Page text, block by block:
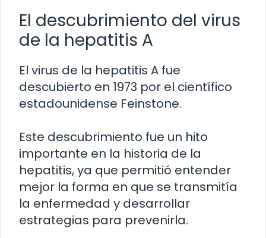
El descubrimiento del virus
de la hepatitis A
El virus de la hepatitis A fue
descubierto en 1973 por el científico
estadounidense Feinstone.
Este descubrimiento fue un hito
importante en la historia de la
hepatitis, ya que permitió entender
mejor la forma en que se transmitía
la enfermedad y desarrollar
estrategias para prevenirla.